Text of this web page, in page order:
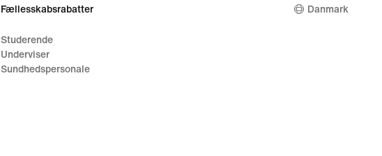
Fællesskabsrabatter
Studerende
Underviser
Sundhedspersonale
Danmark